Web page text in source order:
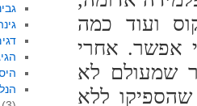
ועוד כמה
אפשר. אחרי
שמעולם לא
שהספיקו ללא